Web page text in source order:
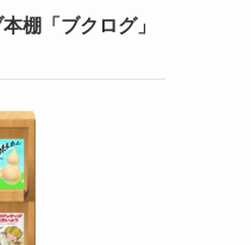
棚「ブクログ」